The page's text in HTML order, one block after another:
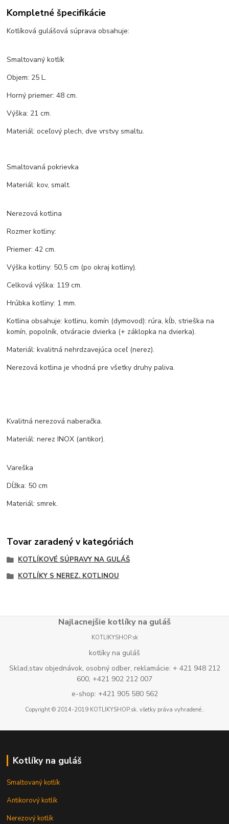
Kompletné špecifikácie
Kotlíková gulášová súprava obsahuje:
Smaltovaný kotlík
Objem: 25 L.
Horný priemer: 48 cm.
Výška: 21 cm.
Materiál: oceľový plech, dve vrstvy smaltu.
Smaltovaná pokrievka
Materiál: kov, smalt.
Nerezová kotlina
Rozmer kotliny:
Priemer: 42 cm.
Výška kotliny: 50,5 cm (po okraj kotliny).
Celková výška: 119 cm.
Hrúbka kotliny: 1 mm.
Kotlina obsahuje: kotlinu, komín (dymovod): rúra, kĺb, strieška na
komín, popolník, otváracie dvierka (+ záklopka na dvierka).
Materiál: kvalitná nehrdzavejúca oceľ (nerez).
Nerezová kotlina je vhodná pre všetky druhy paliva.
Kvalitná nerezová naberačka.
Materiál: nerez INOX (antikor).
Vareška
Dĺžka: 50 cm
Materiál: smrek.
Tovar zaradený v kategóriách
KOTLÍKOVÉ SÚPRAVY NA GULÁŠ
KOTLÍKY S NEREZ. KOTLINOU
Najlacnejšie kotlíky na guláš
KOTLIKYSHOP.sk
kotlíky na guláš
Sklad,stav objednávok, osobný odber, reklamácie: + 421 948 212
600, +421 902 212 007
e-shop: +421 905 580 562
Copyright © 2014-2019 KOTLIKYSHOP.sk, všetky práva vyhradené..
Kotlíky na guláš
Smaltovaný kotlík
Antikorový kotlík
Nerezový kotlík